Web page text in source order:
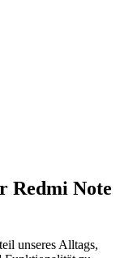
Redmi Note
unseres Alltags,